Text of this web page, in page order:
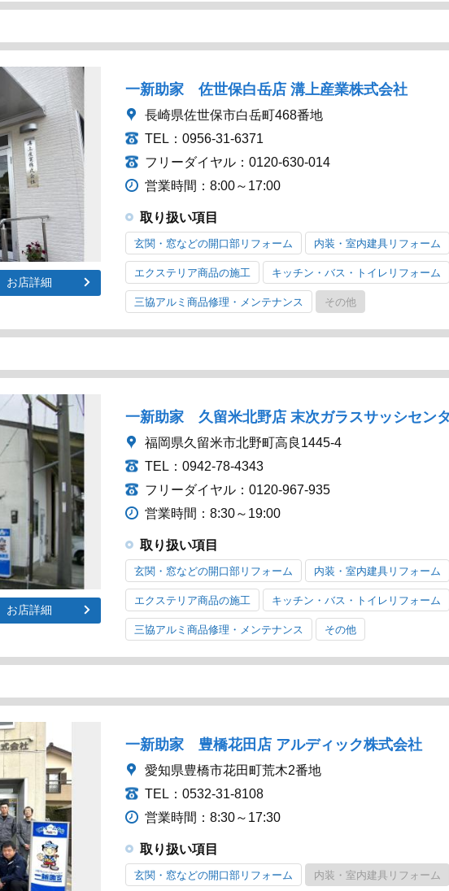
お店詳細
一新助家 佐世保白岳店 溝上産業株式会社
長崎県佐世保市白岳町468番地
TEL：0956-31-6371
フリーダイヤル：0120-630-014
営業時間：8:00～17:00
取り扱い項目
玄関・窓などの開口部リフォーム 内装・室内建具リフォーム
エクステリア商品の施工 キッチン・バス・トイレリフォーム
三協アルミ商品修理・メンテナンス その他
お店詳細
一新助家 久留米北野店 末次ガラスサッシセン
福岡県久留米市北野町高良1445-4
TEL：0942-78-4343
フリーダイヤル：0120-967-935
営業時間：8:30～19:00
取り扱い項目
玄関・窓などの開口部リフォーム 内装・室内建具リフォーム
エクステリア商品の施工 キッチン・バス・トイレリフォーム
三協アルミ商品修理・メンテナンス その他
一新助家 豊橋花田店 アルディック株式会社
愛知県豊橋市花田町荒木2番地
TEL：0532-31-8108
営業時間：8:30～17:30
取り扱い項目
玄関・窓などの開口部リフォーム 内装・室内建具リフォーム